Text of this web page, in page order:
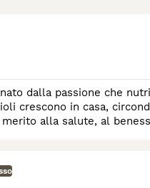
nutriamo per questa
crescono in casa,